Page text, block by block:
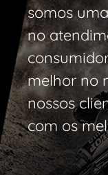
somos
no
melhor no
nossos
com os